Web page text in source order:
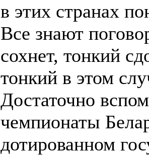
человек для
Трудно
рабочего дня
часов за доской
игру. Доводов
есть ли субъект
охваченный